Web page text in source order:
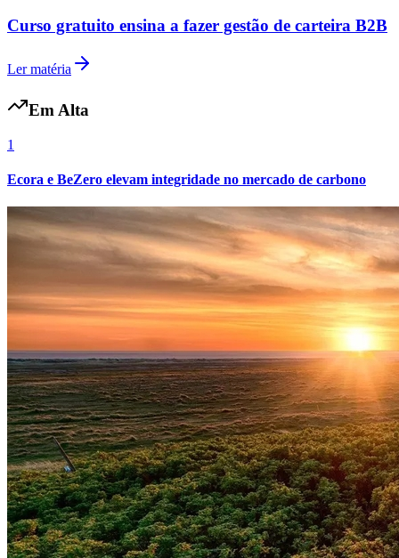
Grêmio
Curso gratuito ensina a fazer gestão de carteira B2B
Ler matéria
Em Alta
1
Ecora e BeZero elevam integridade no mercado de carbono